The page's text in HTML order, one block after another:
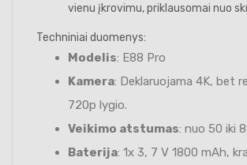
vienu įkrovimu, priklausomai nuo
Techniniai duomenys:
Modelis: E88 Pro
Kamera: Deklaruojama 4K, bet
720p lygio.
Veikimo atstumas: nuo 50 iki
Baterija: 1x 3, 7 V 1800 mAh,